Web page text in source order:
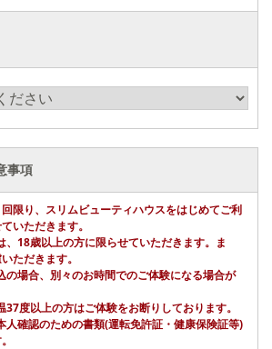
事項
限り、スリムビューティハウスをはじめてご利
いただきます。
、18歳以上の方に限らせていただきます。ま
ただきます。
の場合、別々のお時間でのご体験になる場合が
37度以上の方はご体験をお断りしております。
人確認のための書類(運転免許証・健康保険証等)